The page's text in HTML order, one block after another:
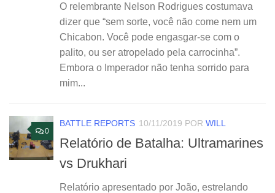
O relembrante Nelson Rodrigues costumava
dizer que “sem sorte, você não come nem um
Chicabon. Você pode engasgar-se com o
palito, ou ser atropelado pela carrocinha”.
Embora o Imperador não tenha sorrido para
mim...
0
BATTLE REPORTS 10/11/2019 POR WILL
Relatório de Batalha: Ultramarines
vs Drukhari
Relatório apresentado por João, estrelando